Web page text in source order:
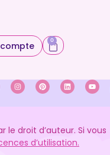
0
droit d’auteur. Si vous
d’utilisation.